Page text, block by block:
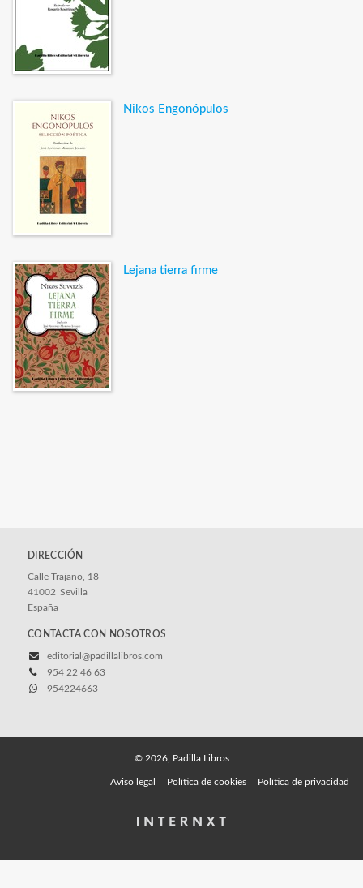
Nikos Engonópulos
Lejana tierra firme
DIRECCIÓN
Calle Trajano, 18
41002 Sevilla
España
CONTACTA CON NOSOTROS
editorial@padillalibros.com
954 22 46 63
954224663
© 2026, Padilla Libros
Aviso legal Política de cookies Política de privacidad